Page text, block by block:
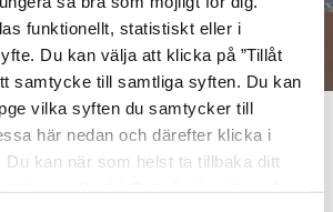
funktionellt, statistiskt eller i
Du kan välja att klicka på ”Tillåt
samtycke till samtliga syften. Du kan
vilka syften du samtycker till
här nedan och därefter klicka i
Du kan när som helst ta tillbaka ditt
ishockey och vill satsa på att